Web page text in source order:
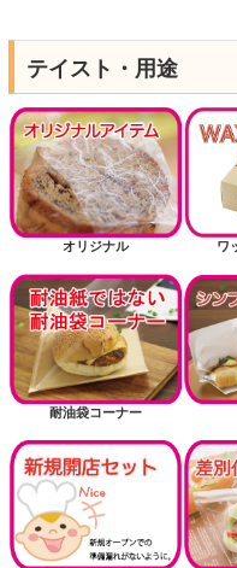
テイスト・用途
オリジナル ワ
耐油袋コーナー